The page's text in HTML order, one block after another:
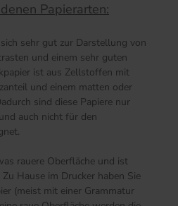
Papierarten:
sehr gut zur Darstellung von
und einem sehr guten
ist aus Zellstoffen mit
und einem matten oder
sind diese Papiere nur
auch nicht für den
rauere Oberfläche und ist
Hause im Drucker haben Sie
(meist mit einer Grammatur